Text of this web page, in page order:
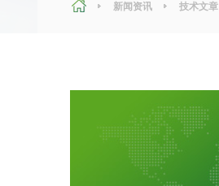
更多
在线咨询
新闻资讯 技术文章